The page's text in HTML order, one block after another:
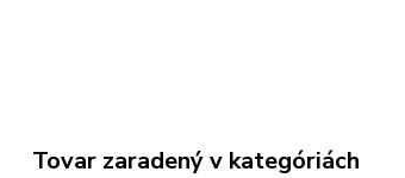
Tovar zaradený v kategóriách